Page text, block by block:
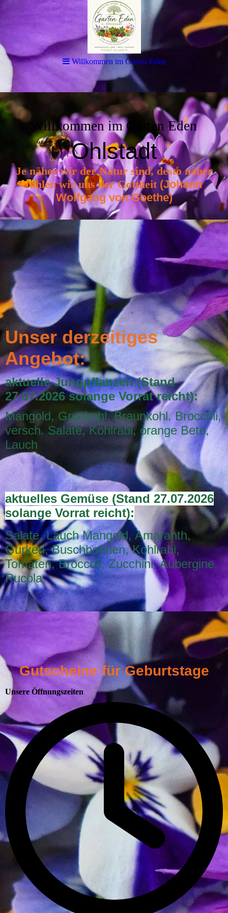
Willkommen im Garten Eden
Ohlstadt
Je näher wir der Natur sind, desto näher
fühlen wir uns der Gottheit (Johann
Wolfgang von Goethe)
Unser derzeitiges
Angebot:
aktuelle Jungpflanzen (Stand
27.07.2026 solange Vorrat reicht):
Mangold, Grünkohl, Braunkohl, Broccoli,
versch. Salate, Kohlrabi, orange Bete,
Lauch
aktuelles Gemüse (Stand 27.07.2026
solange Vorrat reicht):
Salate, Lauch Mangold, Amaranth,
Gurken, Buschbohnen, Kohlrabi,
Tomaten, Broccoli, Zucchini, Aubergine,
Rucola
Gutscheine für Geburtstage
Unsere Öffnungszeiten
Willkommen im Garten Eden